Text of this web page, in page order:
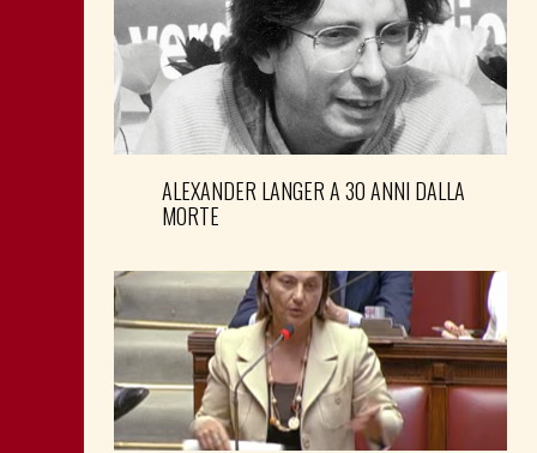
ALEXANDER LANGER A 30 ANNI DALLA
MORTE